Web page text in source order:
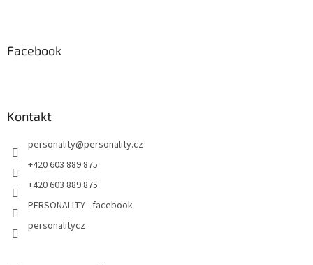
Facebook
Kontakt
personality@personality.cz
+420 603 889 875
+420 603 889 875
PERSONALITY - facebook
personalitycz